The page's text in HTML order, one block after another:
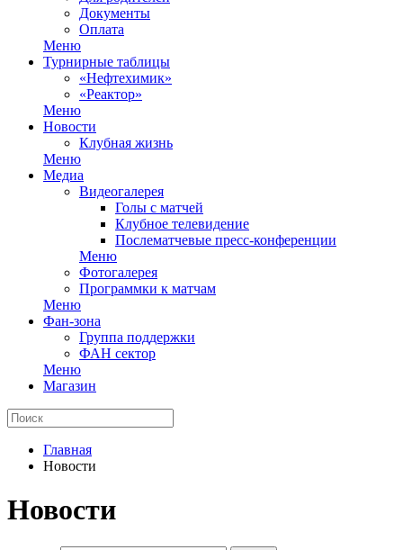
Документы
Оплата
Меню
Турнирные таблицы
«Нефтехимик»
«Реактор»
Меню
Новости
Клубная жизнь
Меню
Медиа
Видеогалерея
Голы с матчей
Клубное телевидение
Послематчевые пресс-конференции
Меню
Фотогалерея
Программки к матчам
Меню
Фан-зона
Группа поддержки
ФАН сектор
Меню
Магазин
Главная
Новости
Новости